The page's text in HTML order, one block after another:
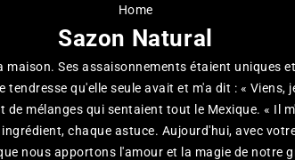
Home
Sazon Natural
Ses assaisonnements étaient uniques
qu'elle seule avait et m'a dit : «
mélanges qui sentaient tout le Mexique. « Il
chaque astuce. Aujourd'hui, avec
nous apportons l'amour et la magie de notre